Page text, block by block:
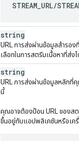
STREAM_URL/
string
URL การส่งผ่านข้อมูลสำรอ
เลือกในการสตรีมเนื้อหาที่ส่ง
string
URL การส่งผ่านข้อมูลหลักที่
นี้
คุณอาจต้องป้อน URL ของส
ขึ้นอยู่กับแอปพลิเคชันหรือเค